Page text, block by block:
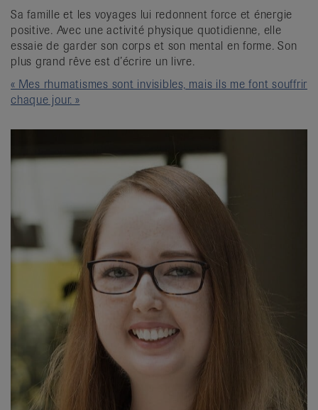
Sa famille et les voyages lui redonnent force et énergie
positive. Avec une activité physique quotidienne, elle
essaie de garder son corps et son mental en forme. Son
plus grand rêve est d’écrire un livre.
« Mes rhumatismes sont invisibles, mais ils me font souffrir
chaque jour. »